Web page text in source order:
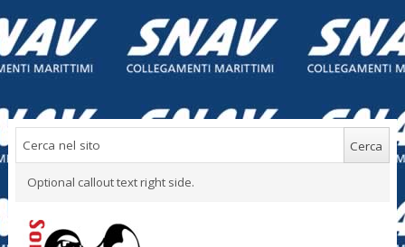
Optional callout text right side.